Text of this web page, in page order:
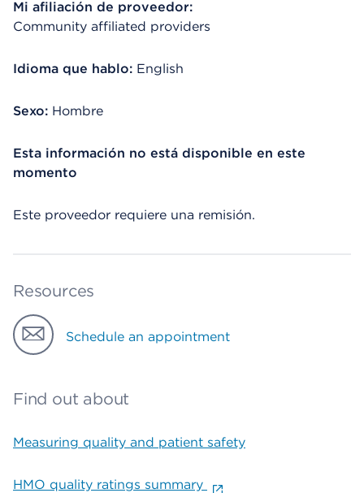
Mi afiliación de proveedor:
Community affiliated providers
Idioma que hablo: English
Sexo: Hombre
Esta información no está disponible en este
momento
Este proveedor requiere una remisión.
Resources
Schedule an appointment
Find out about
Measuring quality and patient safety
HMO quality ratings summary